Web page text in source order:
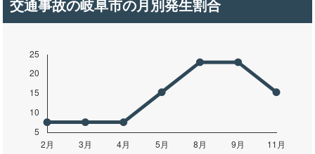
交通事故の岐阜市の月別発生割合